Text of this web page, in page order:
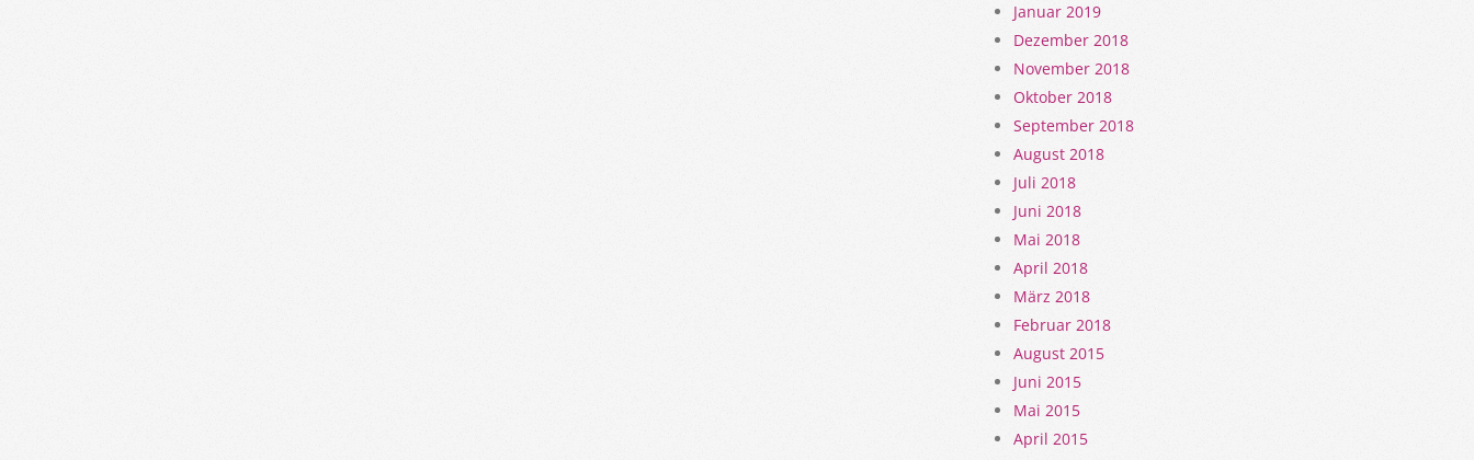
Januar 2019
Dezember 2018
November 2018
Oktober 2018
September 2018
August 2018
Juli 2018
Juni 2018
Mai 2018
April 2018
März 2018
Februar 2018
August 2015
Juni 2015
Mai 2015
April 2015